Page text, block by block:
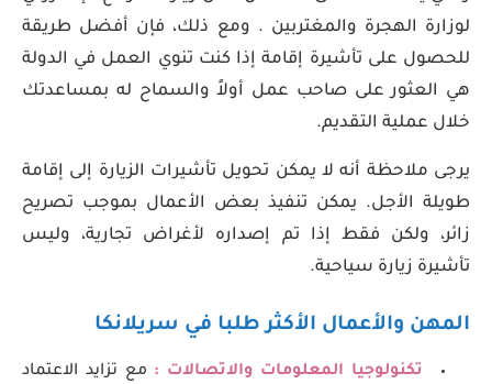
لوزارة الهجرة والمغتربين . ومع ذلك، فإن أفضل طريقة
للحصول على تأشيرة إقامة إذا كنت تنوي العمل في الدولة
هي العثور على صاحب عمل أولاً والسماح له بمساعدتك
خلال عملية التقديم.
يرجى ملاحظة أنه لا يمكن تحويل تأشيرات الزيارة إلى إقامة
طويلة الأجل. يمكن تنفيذ بعض الأعمال بموجب تصريح
زائر، ولكن فقط إذا تم إصداره لأغراض تجارية، وليس
تأشيرة زيارة سياحية.
المهن والأعمال الأكثر طلبا في سريلانكا
تكنولوجيا المعلومات والاتصالات : مع تزايد الاعتماد